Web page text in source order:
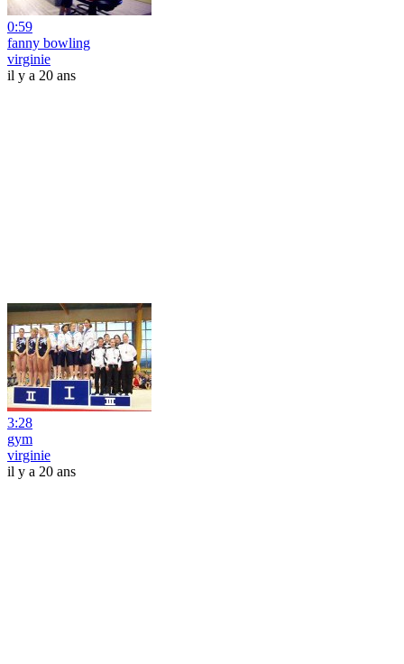
0:59
fanny bowling
virginie
il y a 20 ans
3:28
gym
virginie
il y a 20 ans